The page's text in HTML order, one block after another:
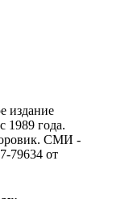
издание
1989 года.
CМИ -
79634 от